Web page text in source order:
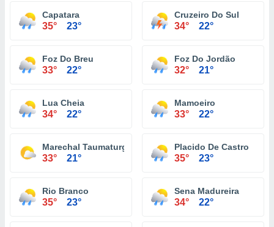
Capatara
35° 23°
Cruzeiro Do Sul
34° 22°
Foz Do Breu
33° 22°
Foz Do Jordão
32° 21°
Lua Cheia
34° 22°
Mamoeiro
33° 22°
Marechal Taumaturgo
33° 21°
Placido De Castro
35° 23°
Rio Branco
35° 23°
Sena Madureira
34° 22°